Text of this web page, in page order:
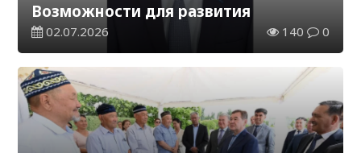
Возможности для развития
02.07.2026 140 0